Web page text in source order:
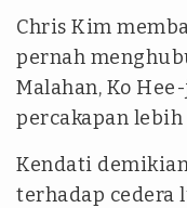
Chris Kim
pernah
Malahan, Ko
percakapan
Kendati
terhadap cedera